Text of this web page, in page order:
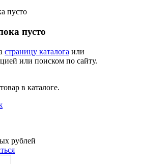
пусто
страницу каталога или
или поиском по сайту.
в каталоге.
рублей